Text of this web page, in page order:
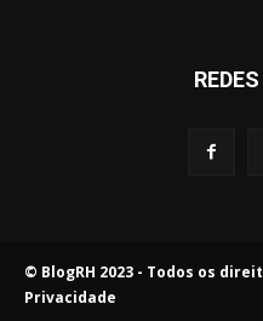
© BlogRH 2023 - Todos os
Privacidade